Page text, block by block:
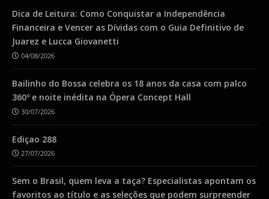
Dica de Leitura: Como Conquistar a Independência
Financeira e Vencer as Dívidas com o Guia Definitivo de
Juarez e Lucca Giovanetti
04/08/2026
Bailinho do Bossa celebra os 18 anos da casa com palco
360º e noite inédita na Ópera Concept Hall
30/07/2026
Ediçao 288
27/07/2026
Sem o Brasil, quem leva a taça? Especialistas apontam os
favoritos ao título e as seleções que podem surpreender